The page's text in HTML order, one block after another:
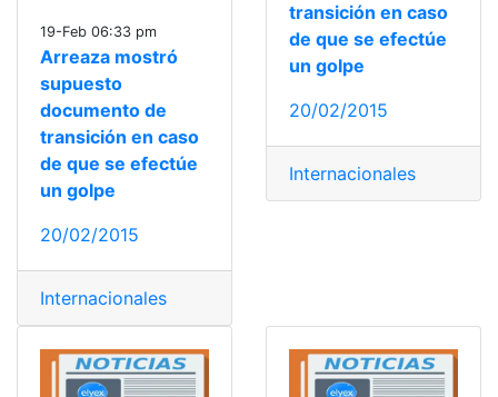
19-Feb 06:33 pm
Arreaza mostró
supuesto
documento de
transición en caso
de que se efectúe
un golpe
20/02/2015
Internacionales
transición en caso
de que se efectúe
un golpe
20/02/2015
Internacionales